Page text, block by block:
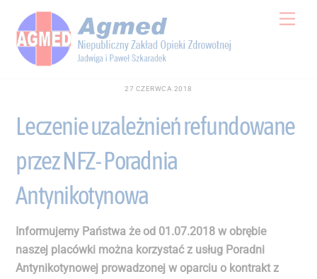
content
27 CZERWCA 2018
Leczenie uzależnień refundowane
przez NFZ- Poradnia
Antynikotynowa
Informujemy Państwa że od 01.07.2018 w obrębie
naszej placówki można korzystać z usług Poradni
Antynikotynowej prowadzonej w oparciu o kontrakt z